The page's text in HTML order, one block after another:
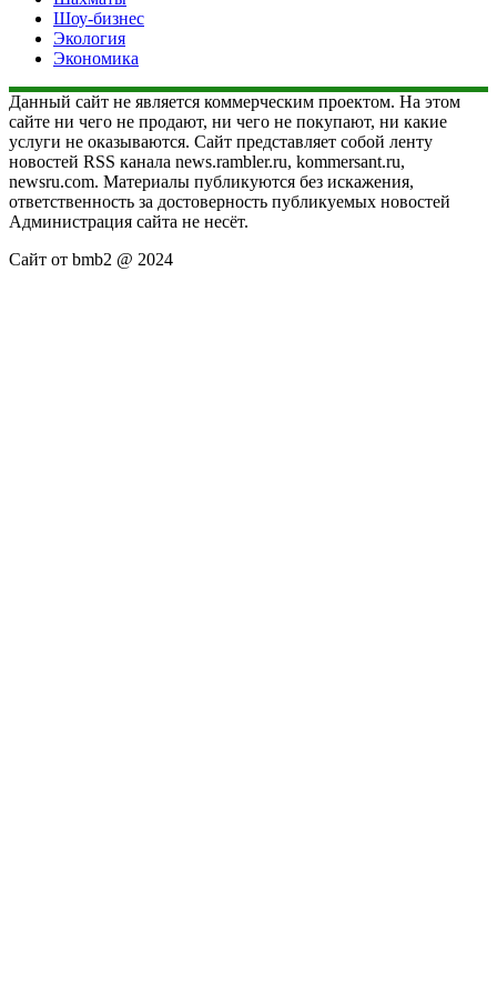
Шоу-бизнес
Экология
Экономика
Данный сайт не является коммерческим проектом. На этом
сайте ни чего не продают, ни чего не покупают, ни какие
услуги не оказываются. Сайт представляет собой ленту
новостей RSS канала news.rambler.ru, kommersant.ru,
newsru.com. Материалы публикуются без искажения,
ответственность за достоверность публикуемых новостей
Администрация сайта не несёт.
Сайт от bmb2 @ 2024